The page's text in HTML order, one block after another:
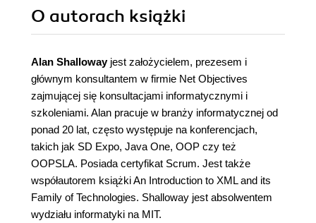
O autorach książki
Alan Shallowayjest założycielem, prezesem i
głównym konsultantem w firmie Net Objectives
zajmującej się konsultacjami informatycznymi i
szkoleniami. Alan pracuje w branży informatycznej od
ponad 20 lat, często występuje na konferencjach,
takich jak SD Expo, Java One, OOP czy też
OOPSLA. Posiada certyfikat Scrum. Jest także
współautorem książki An Introduction to XML and its
Family of Technologies. Shalloway jest absolwentem
wydziału informatyki na MIT.